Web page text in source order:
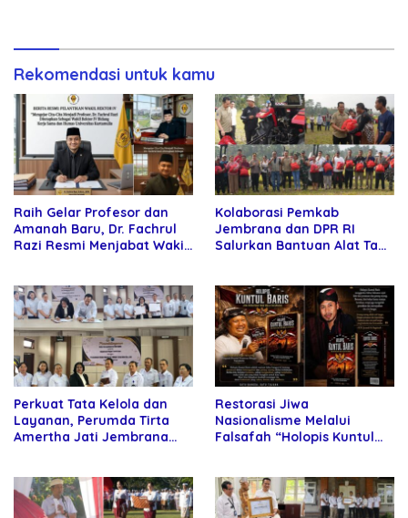
Rekomendasi untuk kamu
Raih Gelar Profesor dan
Amanah Baru, Dr. Fachrul
Razi Resmi Menjabat Wakil
Kolaborasi Pemkab
Jembrana dan DPR RI
Salurkan Bantuan Alat Tani
Perkuat Tata Kelola dan
Layanan, Perumda Tirta
Amertha Jati Jembrana
Restorasi Jiwa
Nasionalisme Melalui
Falsafah “Holopis Kuntul